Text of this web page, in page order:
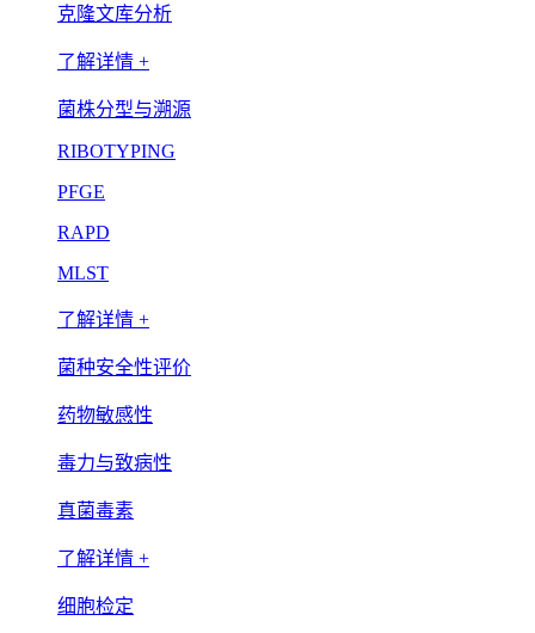
克隆文库分析
了解详情 +
菌株分型与溯源
RIBOTYPING
PFGE
RAPD
MLST
了解详情 +
菌种安全性评价
药物敏感性
毒力与致病性
真菌毒素
了解详情 +
细胞检定